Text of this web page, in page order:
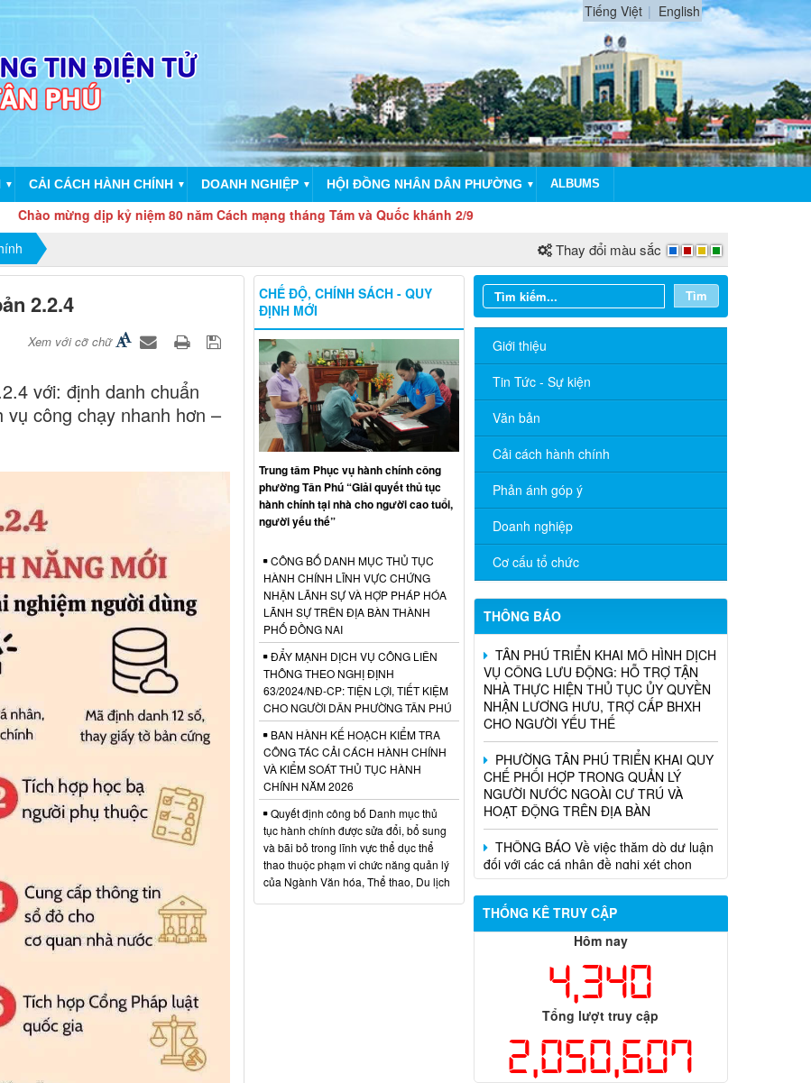
Tiếng Việt English
▼ CẢI CÁCH HÀNH CHÍNH ▼ DOANH NGHIỆP ▼ HỘI ĐỒNG NHÂN DÂN PHƯỜNG ▼ ALBUMS
mừng dịp kỷ niệm 80 năm Cách mạng tháng Tám và Quốc khánh 2/9
Thay đổi màu sắc
2.2.4
Xem với cỡ chữ
với: định danh chuẩn
công chạy nhanh hơn –
Tìm
Giới thiệu
Tin Tức - Sự kiện
Văn bản
Cải cách hành chính
Phản ánh góp ý
Doanh nghiệp
Cơ cấu tổ chức
THÔNG BÁO
TÂN PHÚ TRIỂN KHAI MÔ HÌNH DỊCH
VỤ CÔNG LƯU ĐỘNG: HỖ TRỢ TẬN
NHÀ THỰC HIỆN THỦ TỤC ỦY QUYỀN
NHẬN LƯƠNG HƯU, TRỢ CẤP BHXH
CHO NGƯỜI YẾU THẾ
PHƯỜNG TÂN PHÚ TRIỂN KHAI QUY
CHẾ PHỐI HỢP TRONG QUẢN LÝ
NGƯỜI NƯỚC NGOÀI CƯ TRÚ VÀ
HOẠT ĐỘNG TRÊN ĐỊA BÀN
THÔNG BÁO Về việc thăm dò dư luận
đối với các cá nhân đề nghị xét chọn
Nhà giáo tiêu biểu năm 2026
PHƯỜNG TÂN PHÚ BAN HÀNH KẾ
HOẠCH TỔ CHỨC LẤY Ý KIẾN CỬ TRI
VỀ ĐỀ ÁN SÁP NHẬP KHU PHỐ
THỐNG KÊ TRUY CẬP
Hôm nay
4,340
Tổng lượt truy cập
2,050,607
CHẾ ĐỘ, CHÍNH SÁCH - QUY
ĐỊNH MỚI
Trung tâm Phục vụ hành chính công
phường Tân Phú “Giải quyết thủ tục
hành chính tại nhà cho người cao tuổi,
người yếu thế”
CÔNG BỐ DANH MỤC THỦ TỤC
HÀNH CHÍNH LĨNH VỰC CHỨNG
NHẬN LÃNH SỰ VÀ HỢP PHÁP HÓA
LÃNH SỰ TRÊN ĐỊA BÀN THÀNH
PHỐ ĐỒNG NAI
ĐẨY MẠNH DỊCH VỤ CÔNG LIÊN
THÔNG THEO NGHỊ ĐỊNH
63/2024/NĐ-CP: TIỆN LỢI, TIẾT KIỆM
CHO NGƯỜI DÂN PHƯỜNG TÂN PHÚ
BAN HÀNH KẾ HOẠCH KIỂM TRA
CÔNG TÁC CẢI CÁCH HÀNH CHÍNH
VÀ KIỂM SOÁT THỦ TỤC HÀNH
CHÍNH NĂM 2026
Quyết định công bố Danh mục thủ
tục hành chính được sửa đổi, bổ sung
và bãi bỏ trong lĩnh vực thể dục thể
thao thuộc phạm vi chức năng quản lý
của Ngành Văn hóa, Thể thao, Du lịch